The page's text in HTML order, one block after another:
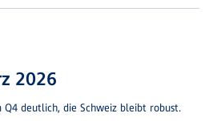
2026
Q4 deutlich, die Schweiz bleibt robust.